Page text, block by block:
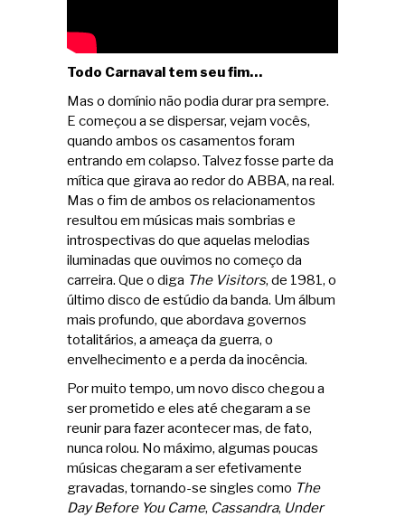
Todo Carnaval tem seu fim…
Mas o domínio não podia durar pra sempre.
E começou a se dispersar, vejam vocês,
quando ambos os casamentos foram
entrando em colapso. Talvez fosse parte da
mítica que girava ao redor do ABBA, na real.
Mas o fim de ambos os relacionamentos
resultou em músicas mais sombrias e
introspectivas do que aquelas melodias
iluminadas que ouvimos no começo da
carreira. Que o diga The Visitors, de 1981, o
último disco de estúdio da banda. Um álbum
mais profundo, que abordava governos
totalitários, a ameaça da guerra, o
envelhecimento e a perda da inocência.
Por muito tempo, um novo disco chegou a
ser prometido e eles até chegaram a se
reunir para fazer acontecer mas, de fato,
nunca rolou. No máximo, algumas poucas
músicas chegaram a ser efetivamente
gravadas, tornando-se singles como The
Day Before You Came, Cassandra, Under